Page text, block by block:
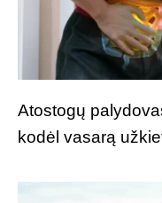
Atostogų
kodėl vasarą